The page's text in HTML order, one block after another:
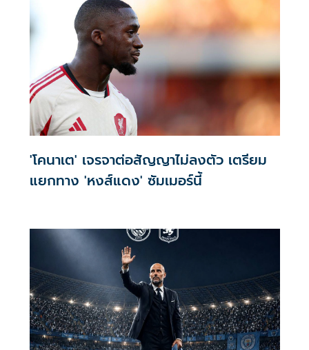
'โคนาเต' เจรจาต่อสัญญาไม่ลงตัว เตรียม
แยกทาง 'หงส์แดง' ซัมเมอร์นี้